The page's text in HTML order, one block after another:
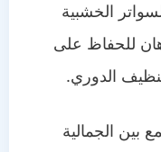
الخشبية
للحفاظ على
الدوري.
بين الجمالية